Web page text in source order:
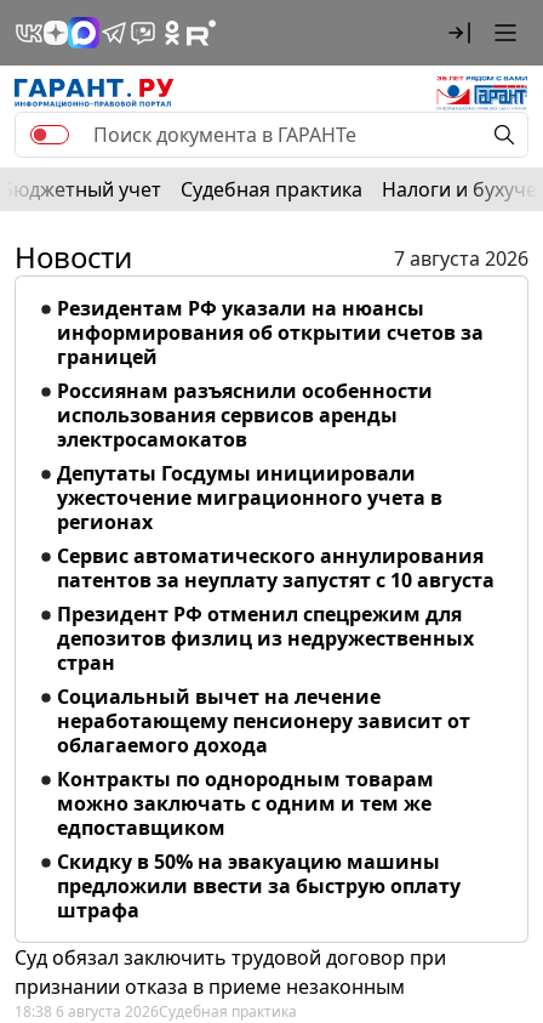
Бюджетный учет Судебная практика Налоги и
Новости
7 августа 2026
Резидентам РФ указали на нюансы
информирования об открытии счетов за
границей
Россиянам разъяснили особенности
использования сервисов аренды
электросамокатов
Депутаты Госдумы инициировали
ужесточение миграционного учета в
регионах
Сервис автоматического аннулирования
патентов за неуплату запустят с 10 августа
Президент РФ отменил спецрежим для
депозитов физлиц из недружественных
стран
Социальный вычет на лечение
неработающему пенсионеру зависит от
облагаемого дохода
Контракты по однородным товарам
можно заключать с одним и тем же
едпоставщиком
Скидку в 50% на эвакуацию машины
предложили ввести за быструю оплату
штрафа
Суд обязал заключить трудовой договор при
признании отказа в приеме незаконным
18:38 6 августа 2026Судебная практика